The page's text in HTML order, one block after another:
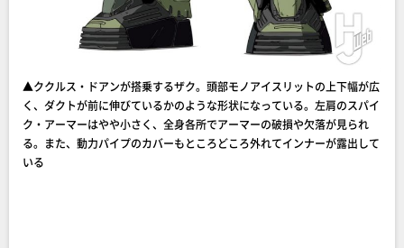
▲ククルス・ドアンが搭乗するザク。頭部モノアイスリットの上下幅が広
く、ダクトが前に伸びているかのような形状になっている。左肩のスパイ
ク・アーマーはやや小さく、全身各所でアーマーの破損や欠落が見られ
る。また、動力パイプのカバーもところどころ外れてインナーが露出して
いる